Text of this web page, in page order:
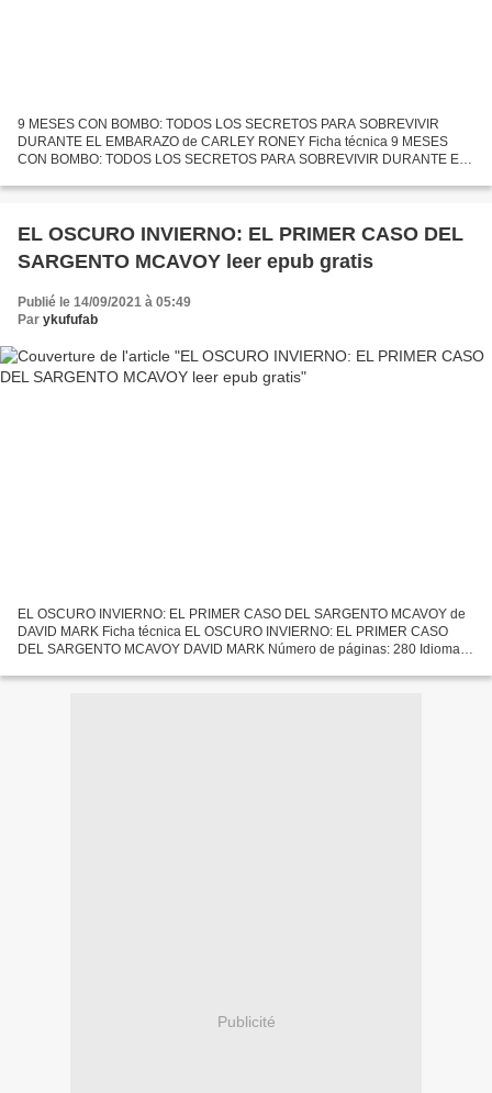
9 MESES CON BOMBO: TODOS LOS SECRETOS PARA SOBREVIVIR
DURANTE EL EMBARAZO de CARLEY RONEY Ficha técnica 9 MESES
CON BOMBO: TODOS LOS SECRETOS PARA SOBREVIVIR DURANTE EL
CASTELLANO Formatos: Pdf, ePub,...
EL OSCURO INVIERNO: EL PRIMER CASO DEL
SARGENTO MCAVOY leer epub gratis
Publié le 14/09/2021 à 05:49
Par ykufufab
EL OSCURO INVIERNO: EL PRIMER CASO DEL SARGENTO MCAVOY de
DAVID MARK Ficha técnica EL OSCURO INVIERNO: EL PRIMER CASO
DEL SARGENTO MCAVOY DAVID MARK Número de páginas: 280 Idioma:
Editorial:...
Publicité